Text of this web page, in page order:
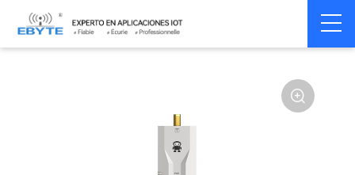
Home > Modem > Wireless modem LoRa wirelss modem
